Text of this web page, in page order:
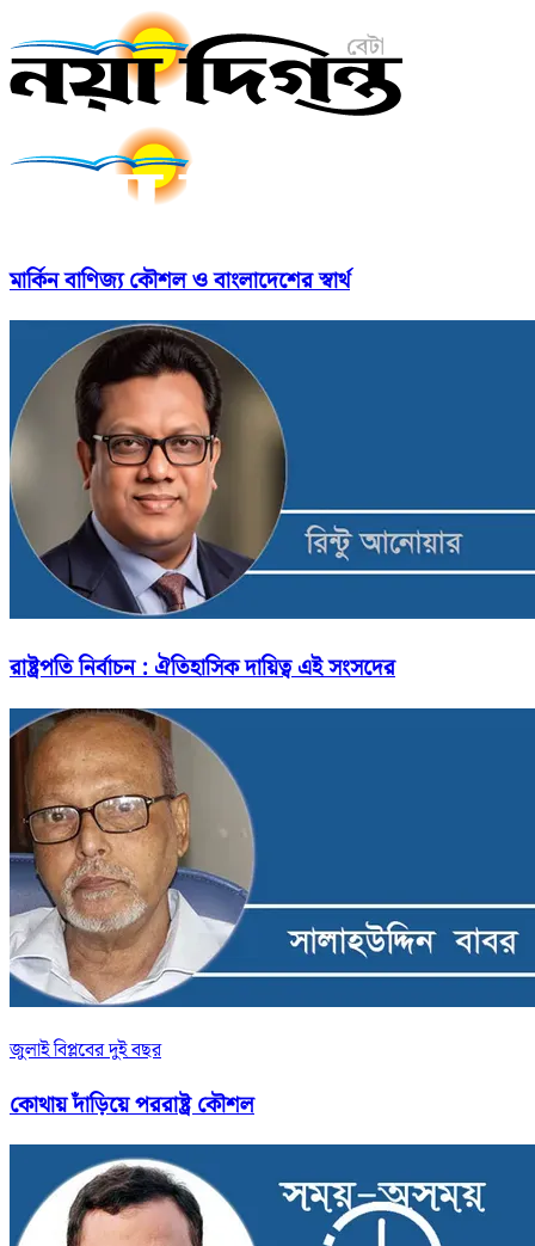
মার্কিন বাণিজ্য কৌশল ও বাংলাদেশের স্বার্থ
রাষ্ট্রপতি নির্বাচন : ঐতিহাসিক দায়িত্ব এই সংসদের
জুলাই বিপ্লবের দুই বছর
কোথায় দাঁড়িয়ে পররাষ্ট্র কৌশল